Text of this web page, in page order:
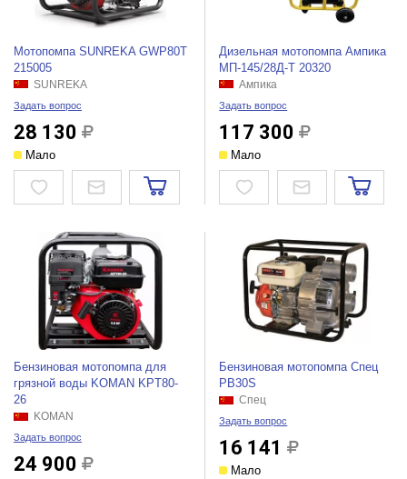
Мотопомпа SUNREKA GWP80T
215005
SUNREKA
Задать вопрос
28 130
Мало
Дизельная мотопомпа Ампика
МП-145/28Д-Т 20320
Ампика
Задать вопрос
117 300
Мало
Бензиновая мотопомпа для
грязной воды KOMAN KPT80-
26
KOMAN
Задать вопрос
24 900
Бензиновая мотопомпа Спец
PB30S
Спец
Задать вопрос
16 141
Мало